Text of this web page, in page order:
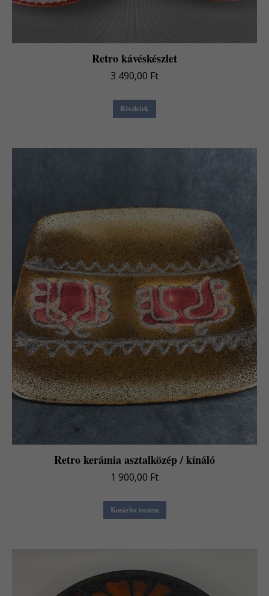
Retro kávéskészlet
3 490,00 Ft
Részletek
Retro kerámia asztalközép / kínáló
1 900,00 Ft
Kosárba teszem